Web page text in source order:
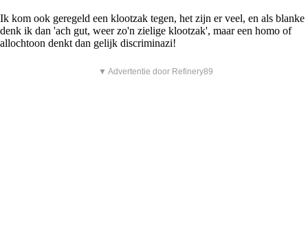
Ik kom ook geregeld een klootzak tegen, het zijn er veel, en als blanke
denk ik dan 'ach gut, weer zo'n zielige klootzak', maar een homo of
allochtoon denkt dan gelijk discriminazi!
▼ Advertentie door Refinery89